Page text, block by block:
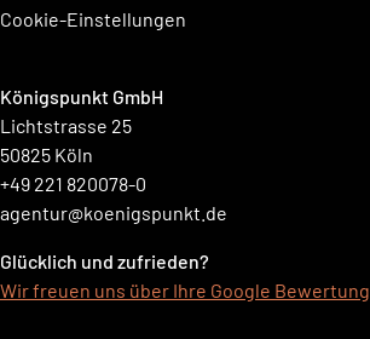
Cookie-Einstellungen
Königspunkt GmbH
Lichtstrasse 25
50825 Köln
+49 221 820078-0
agentur@koenigspunkt.de
Glücklich und zufrieden?
Wir freuen uns über Ihre Google Bewertung